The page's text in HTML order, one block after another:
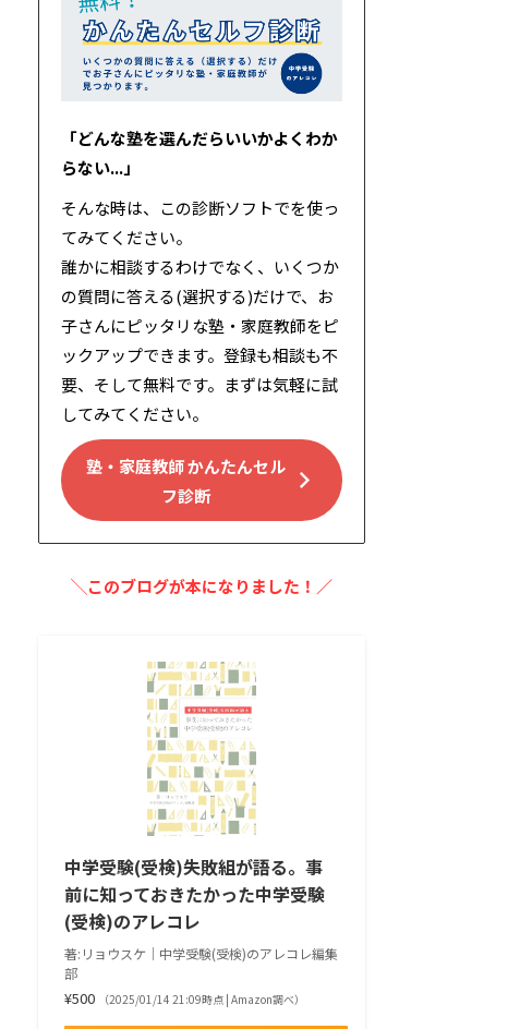
「どんな塾を選んだらいいかよくわか
らない...」
そんな時は、この診断ソフトでを使っ
てみてください。
誰かに相談するわけでなく、いくつか
の質問に答える(選択する)だけで、お
子さんにピッタリな塾・家庭教師をピ
ックアップできます。登録も相談も不
要、そして無料です。まずは気軽に試
してみてください。
塾・家庭教師 かんたんセル
フ診断
╲このブログが本になりました！／
中学受験(受検)失敗組が語る。事
前に知っておきたかった中学受験
(受検)のアレコレ
著:リョウスケ｜中学受験(受検)のアレコレ編集
部
¥500 （2025/01/14 21:09時点 | Amazon調べ）